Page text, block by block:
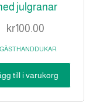
julgranar
kr100.00
GÄSTHANDDUKAR
till i varukorg